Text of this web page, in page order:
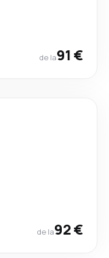
de la91 €
de la92 €